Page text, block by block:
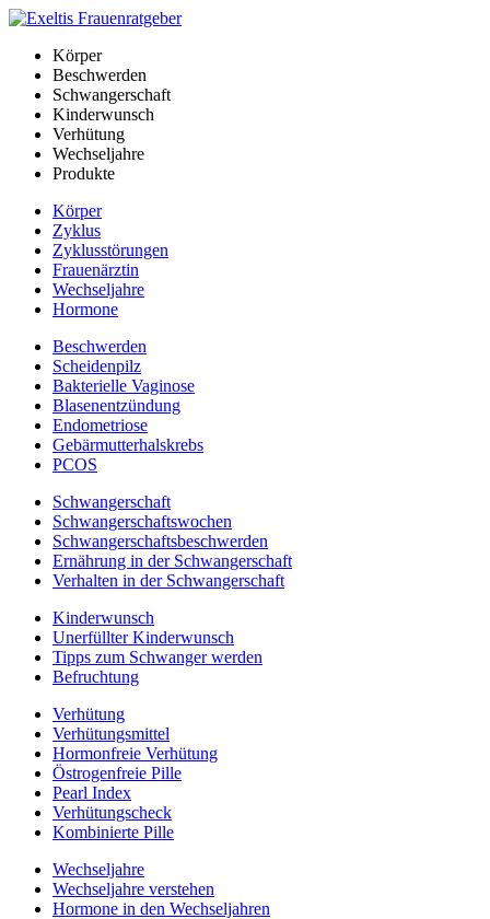
Körper
Beschwerden
Schwangerschaft
Kinderwunsch
Verhütung
Wechseljahre
Produkte
Körper
Zyklus
Zyklusstörungen
Frauenärztin
Wechseljahre
Hormone
Beschwerden
Scheidenpilz
Bakterielle Vaginose
Blasenentzündung
Endometriose
Gebärmutterhalskrebs
PCOS
Schwangerschaft
Schwangerschaftswochen
Schwangerschaftsbeschwerden
Ernährung in der Schwangerschaft
Verhalten in der Schwangerschaft
Kinderwunsch
Unerfüllter Kinderwunsch
Tipps zum Schwanger werden
Befruchtung
Verhütung
Verhütungsmittel
Hormonfreie Verhütung
Östrogenfreie Pille
Pearl Index
Verhütungscheck
Kombinierte Pille
Wechseljahre
Wechseljahre verstehen
Hormone in den Wechseljahren